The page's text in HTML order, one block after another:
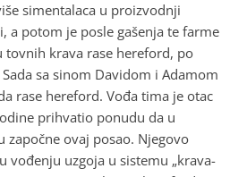
simentalaca u proizvodnji
a potom je posle gašenja te farme
krava rase hereford, po
sa sinom Davidom i Adamom
rase hereford. Vođa tima je otac
prihvatio ponudu da u
započne ovaj posao. Njegovo
vođenju uzgoja u sistemu „krava-